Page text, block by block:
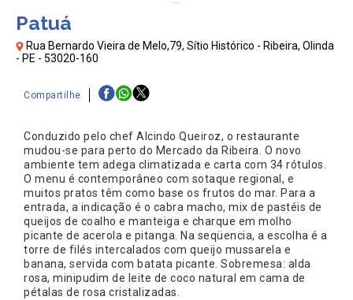
Patuá
Rua Bernardo Vieira de Melo,79, Sítio Histórico - Ribeira, Olinda
- PE - 53020-160
Compartilhe
Conduzido pelo chef Alcindo Queiroz, o restaurante
mudou-se para perto do Mercado da Ribeira. O novo
ambiente tem adega climatizada e carta com 34 rótulos.
O menu é contemporâneo com sotaque regional, e
muitos pratos têm como base os frutos do mar. Para a
entrada, a indicação é o cabra macho, mix de pastéis de
queijos de coalho e manteiga e charque em molho
picante de acerola e pitanga. Na seqüencia, a escolha é a
torre de filés intercalados com queijo mussarela e
banana, servida com batata picante. Sobremesa: alda
rosa, minipudim de leite de coco natural em cama de
pétalas de rosa cristalizadas.